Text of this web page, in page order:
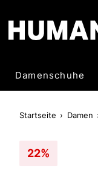
Damenschuhe
Startseite Damen
22%